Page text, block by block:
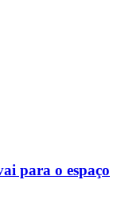
para o espaço